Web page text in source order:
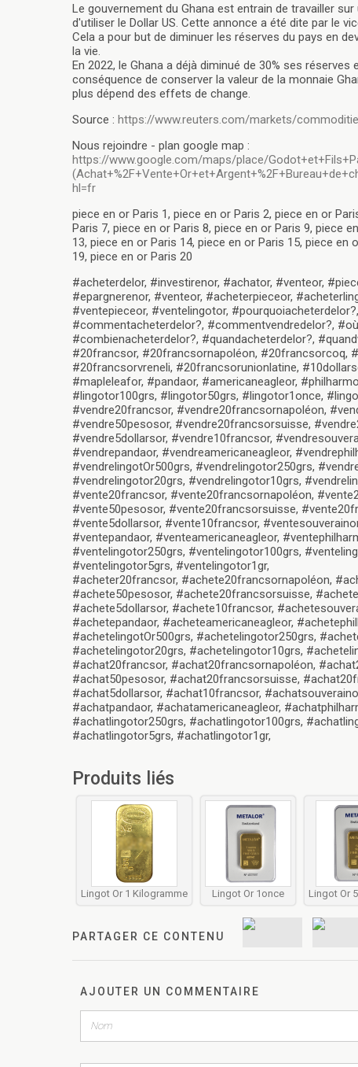
Le gouvernement du Ghana est entrain de travailler
d'utiliser le Dollar US. Cette annonce a été dite par le
Cela a pour but de diminuer les réserves du pays en
la vie.
En 2022, le Ghana a déjà diminué de 30% ses
conséquence de conserver la valeur de la monnaie
plus dépend des effets de change.
Source : https://www.reuters.com/markets/
Nous rejoindre - plan google map :
https://www.google.com/maps/place/
hl=fr
piece en or Paris 1, piece en or Paris 2, piece en or
Paris 7, piece en or Paris 8, piece en or Paris 9, piece
13, piece en or Paris 14, piece en or Paris 15, piece
19, piece en or Paris 20
#acheterdelor, #investirenor, #achator, #venteor,
#epargnerenor, #venteor, #acheterpieceor,
#ventepieceor, #ventelingotor,
#commentacheterdelor?, #commentvendredelor?,
#combienacheterdelor?, #quandacheterdelor?,
#20francsor, #20francsornapoléon, #20francsorcoq,
#20francsorvreneli, #20francsorunionlatine,
#mapleleafor, #pandaor, #americaneagleor,
#lingotor100grs, #lingotor50grs, #lingotor1once,
#vendre20francsor, #vendre20francsornapoléon,
#vendre50pesosor, #vendre20francsorsuisse,
#vendre5dollarsor, #vendre10francsor,
#vendrepandaor, #vendreamericaneagleor,
#vendrelingotOr500grs, #vendrelingotor250grs,
#vendrelingotor20grs, #vendrelingotor10grs,
#vente20francsor, #vente20francsornapoléon,
#vente50pesosor, #vente20francsorsuisse,
#vente5dollarsor, #vente10francsor,
#ventepandaor, #venteamericaneagleor,
#ventelingotor250grs, #ventelingotor100grs,
#ventelingotor5grs, #ventelingotor1gr,
#acheter20francsor, #achete20francsornapoléon,
#achete50pesosor, #achete20francsorsuisse,
#achete5dollarsor, #achete10francsor,
#achetepandaor, #acheteamericaneagleor,
#achetelingotOr500grs, #achetelingotor250grs,
#achetelingotor20grs, #achetelingotor10grs,
#achat20francsor, #achat20francsornapoléon,
#achat50pesosor, #achat20francsorsuisse,
#achat5dollarsor, #achat10francsor,
#achatpandaor, #achatamericaneagleor,
#achatlingotor250grs, #achatlingotor100grs,
#achatlingotor5grs, #achatlingotor1gr,
Produits liés
Lingot Or 1 Kilogramme Lingot Or 1once Lingot Or
PARTAGER CE CONTENU
AJOUTER UN COMMENTAIRE